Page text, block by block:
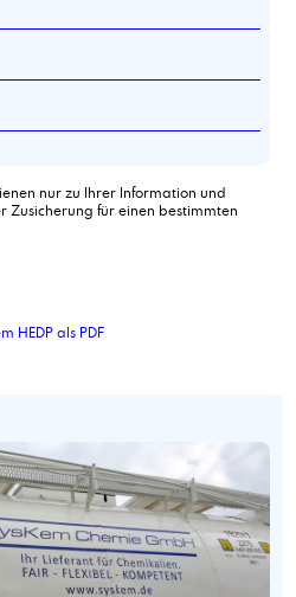
nur zu Ihrer Information und
für einen bestimmten
HEDP als PDF